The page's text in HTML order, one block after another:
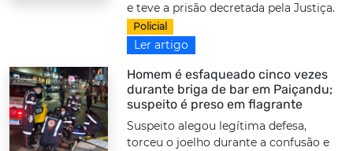
e teve a prisão decretada pela Justiça.
Policial
Ler artigo
Homem é esfaqueado cinco vezes
durante briga de bar em Paiçandu;
suspeito é preso em flagrante
Suspeito alegou legítima defesa,
torceu o joelho durante a confusão e